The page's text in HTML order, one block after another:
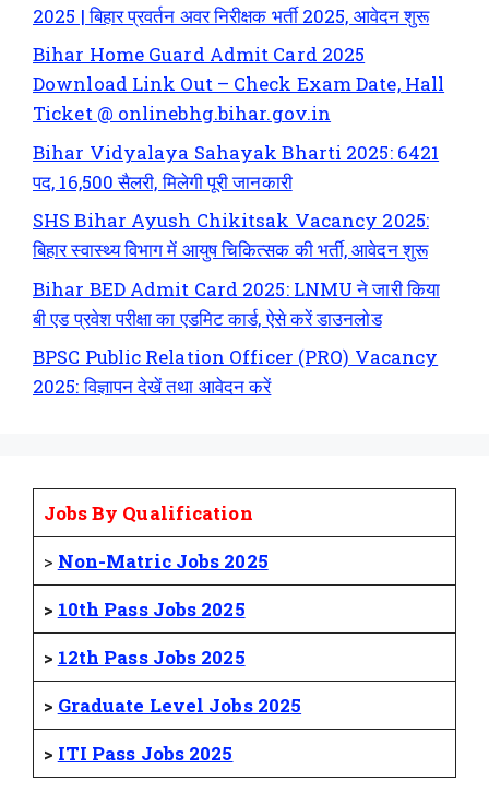
2025 | बिहार प्रवर्तन अवर निरीक्षक भर्ती 2025, आवेदन शुरू
Bihar Home Guard Admit Card 2025
Download Link Out – Check Exam Date, Hall
Ticket @ onlinebhg.bihar.gov.in
Bihar Vidyalaya Sahayak Bharti 2025: 6421
पद, 16,500 सैलरी, मिलेगी पूरी जानकारी
SHS Bihar Ayush Chikitsak Vacancy 2025:
बिहार स्वास्थ्य विभाग में आयुष चिकित्सक की भर्ती, आवेदन शुरू
Bihar BED Admit Card 2025: LNMU ने जारी किया
बी एड प्रवेश परीक्षा का एडमिट कार्ड, ऐसे करें डाउनलोड
BPSC Public Relation Officer (PRO) Vacancy
2025: विज्ञापन देखें तथा आवेदन करें
Jobs By Qualification
> Non-Matric Jobs 2025
> 10th Pass Jobs 2025
> 12th Pass Jobs 2025
> Graduate Level Jobs 2025
> ITI Pass Jobs 2025